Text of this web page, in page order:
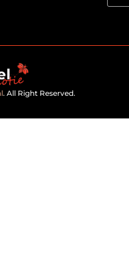
. All Right Reserved.